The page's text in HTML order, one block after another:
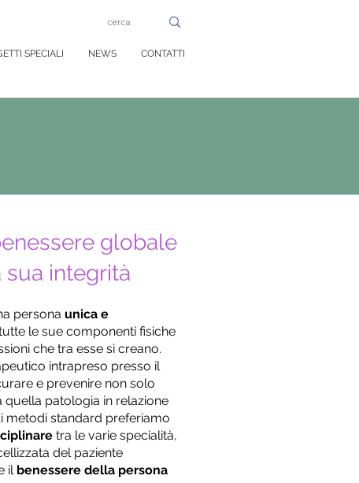
SPECIALI NEWS CONTATTI
globale
integrità
persona unica e
le sue componenti fisiche
che tra esse si creano.
intrapreso presso il
e prevenire non solo
patologia in relazione
metodi standard preferiamo
tra le varie specialità,
del paziente
il benessere della persona